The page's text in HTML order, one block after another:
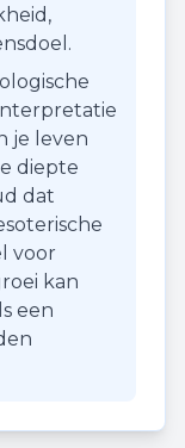
je leven
diepte
dat
voor
kan
een